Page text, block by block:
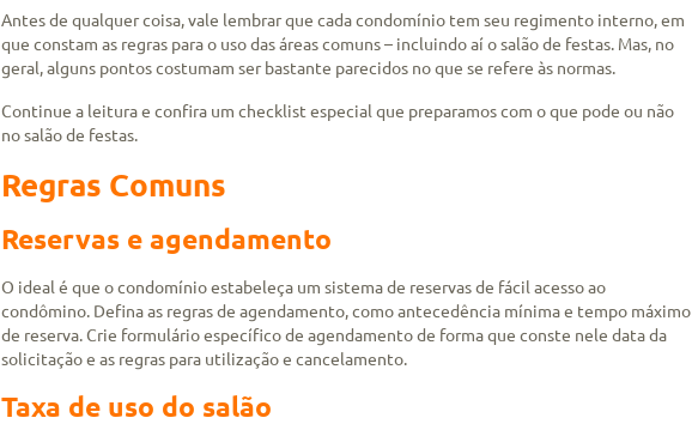
Antes de qualquer coisa, vale lembrar que cada condomínio tem seu regimento interno, em
que constam as regras para o uso das áreas comuns – incluindo aí o salão de festas. Mas, no
geral, alguns pontos costumam ser bastante parecidos no que se refere às normas.
Continue a leitura e confira um checklist especial que preparamos com o que pode ou não
no salão de festas.
Regras Comuns
Reservas e agendamento
O ideal é que o condomínio estabeleça um sistema de reservas de fácil acesso ao
condômino. Defina as regras de agendamento, como antecedência mínima e tempo máximo
de reserva. Crie formulário específico de agendamento de forma que conste nele data da
solicitação e as regras para utilização e cancelamento.
Taxa de uso do salão